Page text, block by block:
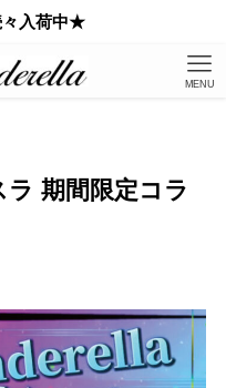
入荷中★
MENU
期間限定コラ